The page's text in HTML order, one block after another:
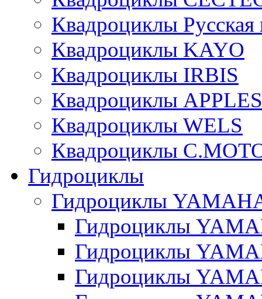
Квадроциклы Русская
Квадроциклы KAYO
Квадроциклы IRBIS
Квадроциклы
Квадроциклы WELS
Квадроциклы
Гидроциклы
Гидроциклы
Гидроциклы
Гидроциклы
Гидроциклы